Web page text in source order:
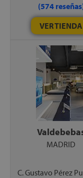
(574
VER TIENDA
MADRID
C. Gustavo Pérez